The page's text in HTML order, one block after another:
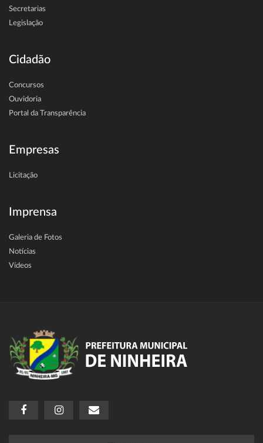
Secretarias
Legislação
Cidadão
Concursos
Ouvidoria
Portal da Transparência
Empresas
Licitação
Imprensa
Galeria de Fotos
Notícias
Vídeos